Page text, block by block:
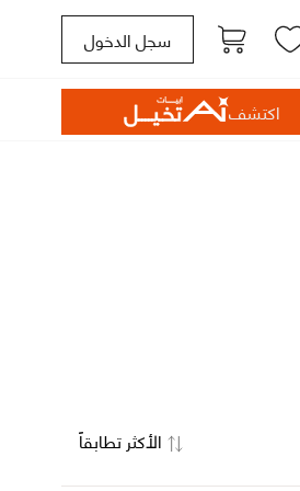
سجل الدخول
اكتشف
الأكثر تطابقاً